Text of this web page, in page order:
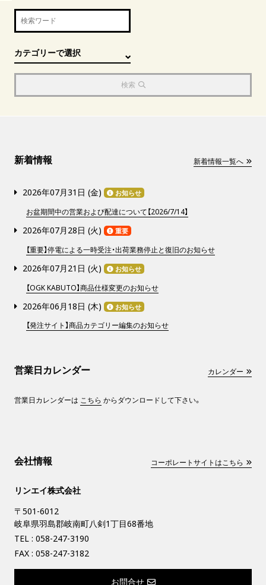
検索
新着情報 新着情報一覧へ
2026年07月31日 (金) お知らせ
お盆期間中の営業および配達について【2026/7/14】
2026年07月28日 (火) 重要
【重要】停電による一時受注・出荷業務停止と復旧のお知らせ
2026年07月21日 (火) お知らせ
【OGK KABUTO】商品仕様変更のお知らせ
2026年06月18日 (木) お知らせ
【発注サイト】商品カテゴリー編集のお知らせ
営業日カレンダー カレンダー
営業日カレンダーは こちら からダウンロードして下さい。
会社情報 コーポレートサイトはこちら
リンエイ株式会社
〒501-6012
岐阜県羽島郡岐南町八剣1丁目68番地
TEL : 058-247-3190
FAX : 058-247-3182
お問合せ